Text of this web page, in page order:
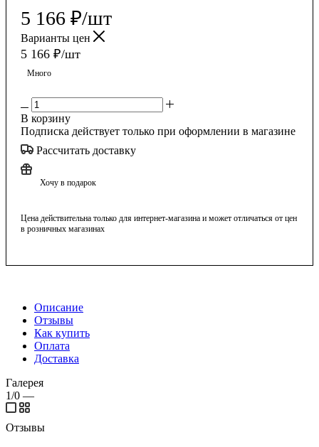
5 166 ₽/шт
Варианты цен
5 166 ₽/шт
Много
В корзину
Подписка действует только при оформлении в магазине
Рассчитать доставку
Хочу в подарок
Цена действительна только для интернет-магазина и может отличаться от цен
в розничных магазинах
Описание
Отзывы
Как купить
Оплата
Доставка
Галерея
1/0 —
Отзывы